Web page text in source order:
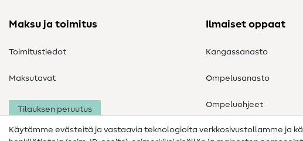
Maksu ja toimitus
Toimitustiedot
Maksutavat
Tilauksen peruutus
Ilmaiset oppaat
Kangassanasto
Ompelusanasto
Ompeluohjeet
Käytämme evästeitä ja vastaavia teknologioita verkkosivustollamme ja